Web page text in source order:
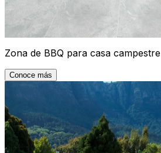
Zona de BBQ para casa campestre
Conoce más